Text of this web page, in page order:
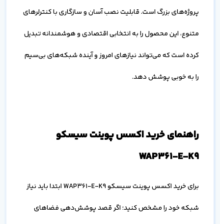
پروژه‌های بزرگ است. قابلیت نصب آسان و سازگاری با کنترلرهای
متنوع، این محصول را به انتخابی اقتصادی و هوشمندانه تبدیل
کرده است که می‌تواند نیازهای امروز و آینده شبکه‌های بی‌سیم
را به خوبی پوشش دهد.
راهنمای خرید اکسس پوینت سیسکو
WAP361-E-K9
برای خرید اکسس پوینت سیسکو WAP361-E-K9 ابتدا باید نیاز
شبکه خود را مشخص کنید؛ اگر قصد پوشش‌دهی فضاهای